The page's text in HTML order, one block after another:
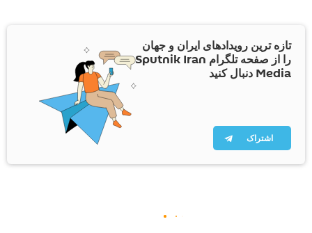
تازه ترین رویدادهای ایران و جهان
را از صفحه تلگرام Sputnik Iran
Media دنبال کنید
اشتراک